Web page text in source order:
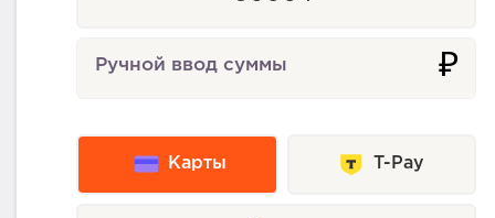
Ручной ввод суммы ₽
Карты T-Pay